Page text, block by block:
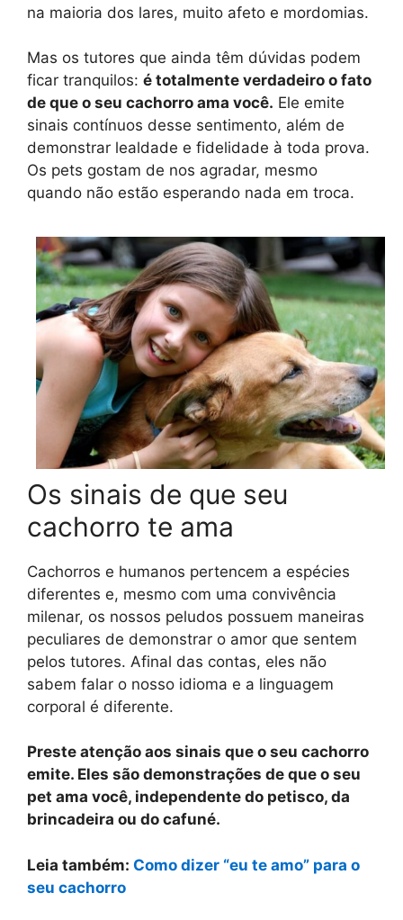
na maioria dos lares, muito afeto e mordomias.
Mas os tutores que ainda têm dúvidas podem
ficar tranquilos: é totalmente verdadeiro o fato
de que o seu cachorro ama você. Ele emite
sinais contínuos desse sentimento, além de
demonstrar lealdade e fidelidade à toda prova.
Os pets gostam de nos agradar, mesmo
quando não estão esperando nada em troca.
Os sinais de que seu
cachorro te ama
Cachorros e humanos pertencem a espécies
diferentes e, mesmo com uma convivência
milenar, os nossos peludos possuem maneiras
peculiares de demonstrar o amor que sentem
pelos tutores. Afinal das contas, eles não
sabem falar o nosso idioma e a linguagem
corporal é diferente.
Preste atenção aos sinais que o seu cachorro
emite. Eles são demonstrações de que o seu
pet ama você, independente do petisco, da
brincadeira ou do cafuné.
Leia também: Como dizer “eu te amo” para o
seu cachorro